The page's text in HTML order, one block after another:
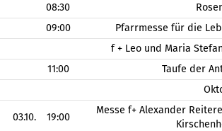
08:30
09:00
Pfarrmesse für die
f + Leo und Maria
11:00
Taufe der
03.10. 19:00
Messe f+ Alexander